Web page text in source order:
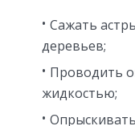
Сажать
деревьев;
Проводить
жидкостью;